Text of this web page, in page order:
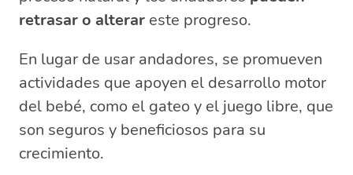
retrasar o alterar este progreso.
En lugar de usar andadores, se promueven
actividades que apoyen el desarrollo motor
del bebé, como el gateo y el juego libre, que
son seguros y beneficiosos para su
crecimiento.